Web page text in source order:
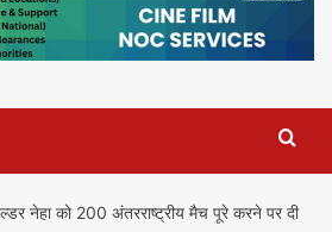
नेहा को 200 अंतरराष्ट्रीय मैच पूरे करने पर दी